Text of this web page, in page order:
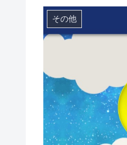
その他